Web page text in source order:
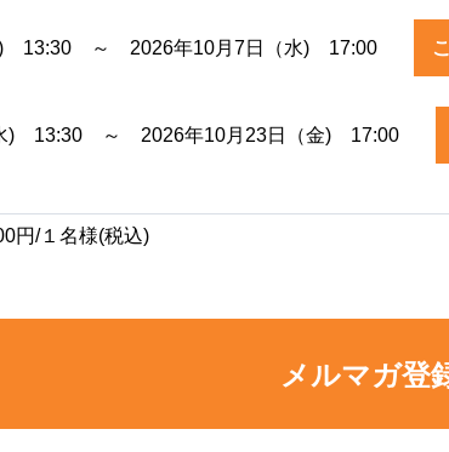
) 13:30 ～ 2026年10月7日（水) 17:00
) 13:30 ～ 2026年10月23日（金) 17:00
円/１名様(税込)
メルマガ登